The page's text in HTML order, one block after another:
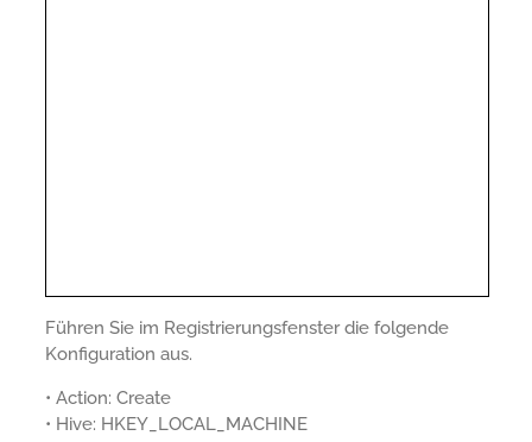
Führen Sie im Registrierungsfenster die folgende
Konfiguration aus.
• Action: Create
• Hive: HKEY_LOCAL_MACHINE